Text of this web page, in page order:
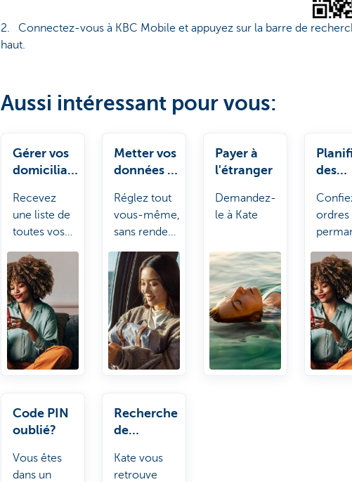
2. Connectez-vous à KBC Mobile et appuyez sur la barre de
haut.
Aussi intéressant pour vous:
Gérer vos
domiciliati
Recevez
une liste de
toutes vos
domiciliations
en cours.
Metter vos
données à
Réglez tout
vous-même,
sans rendez-
vous.
Payer à
l'étranger
Demandez-
le à Kate
des
ordres
votre
ou
de
Kate.
Code PIN
oublié?
Vous êtes
dans un
Recherche
de
s
Kate vous
retrouve